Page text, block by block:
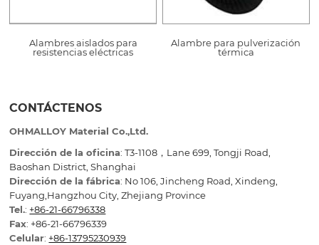
Alambres aislados para
resistencias eléctricas
Alambre para pulverización
térmica
CONTÁCTENOS
OHMALLOY Material Co.,Ltd.
Dirección de la oficina: T3-1108，Lane 699, Tongji Road,
Baoshan District, Shanghai
Dirección de la fábrica: No 106, Jincheng Road, Xindeng,
Fuyang,Hangzhou City, Zhejiang Province
Tel.: +86-21-66796338
Fax: +86-21-66796339
Celular: +86-13795230939